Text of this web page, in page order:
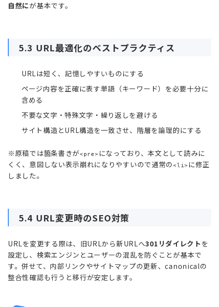
自然にが基本です。
5.3 URL最適化のベストプラクティス
URLは短く、記憶しやすいものにする
ページ内容を正確に表す単語（キーワード）を必要十分に
含める
不要な文字・特殊文字・繰り返しを避ける
サイト構造とURL構造を一致させ、階層を論理的にする
※原稿では箇条書きが<pre> になっており、本文として読みに
くく、意図しない表示崩れになりやすいので通常の<li> に修正
しました。
5.4 URL変更時のSEO対策
URLを変更する際は、旧URLから新URLへ301リダイレクトを
設定し、検索エンジンとユーザーの混乱を防ぐことが基本で
す。併せて、内部リンクやサイトマップの更新、canonicalの
整合性確認も行うと移行が安定します。